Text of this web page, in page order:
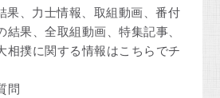
果、力士情報、取組動画、番付
結果、全取組動画、特集記事、
相撲に関する情報はこちらでチ
問